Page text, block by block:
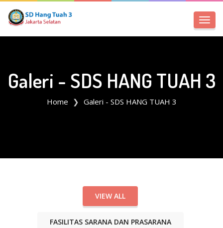
Galeri - SDS HANG TUAH 3
Home Galeri - SDS HANG TUAH 3
VIEW ALL
FASILITAS SARANA DAN PRASARANA